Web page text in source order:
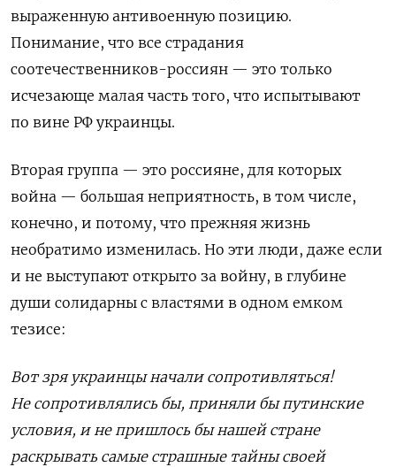
выраженную антивоенную позицию.
Понимание, что все страдания
соотечественников-россиян — это только
исчезающе малая часть того, что испытывают
по вине РФ украинцы.
Вторая группа — это россияне, для которых
война — большая неприятность, в том числе,
конечно, и потому, что прежняя жизнь
необратимо изменилась. Но эти люди, даже если
и не выступают открыто за войну, в глубине
души солидарны с властями в одном емком
тезисе:
Вот зря украинцы начали сопротивляться!
Не сопротивлялись бы, приняли бы путинские
условия, и не пришлось бы нашей стране
раскрывать самые страшные тайны своей